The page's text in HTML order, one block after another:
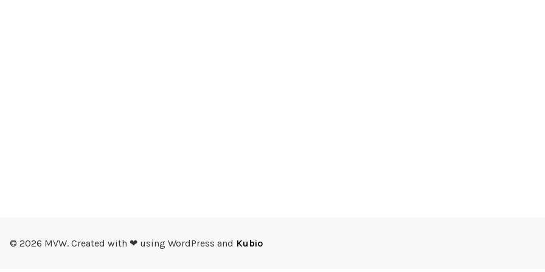
© 2026 MVW. Created with ❤ using WordPress and Kubio